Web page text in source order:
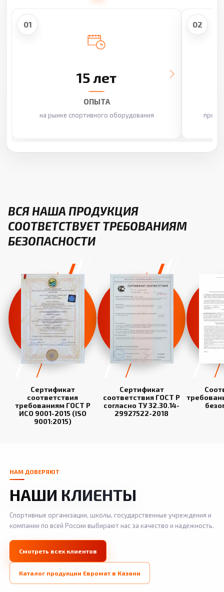
01
15 лет
ОПЫТА
на рынке спортивного оборудования
02
ВСЯ НАША ПРОДУКЦИЯ
СООТВЕТСТВУЕТ ТРЕБОВАНИЯМ
БЕЗОПАСНОСТИ
Сертификат
соответствия
требованиям ГОСТ Р
ИСО 9001-2015 (ISO
9001:2015)
Сертификат
соответствия ГОСТ Р
согласно ТУ 32.30.14-
29927522-2018
НАМ ДОВЕРЯЮТ
НАШИ КЛИЕНТЫ
Спортивные организации, школы, государственные учреждения и
компании по всей России выбирают нас за качество и надежность.
Смотреть всех клиентов
Каталог продукции Евромат в Казани